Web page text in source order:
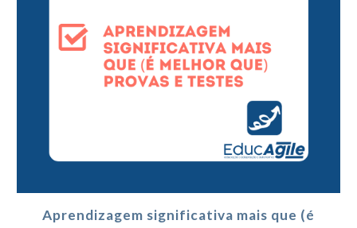
Aprendizagem significativa mais que (é